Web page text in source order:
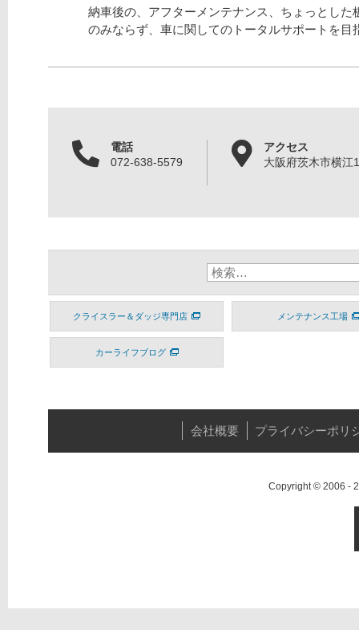
納車後の、アフターメンテナンス、ちょっとした
のみならず、車に関してのトータルサポートを目
電話
072-638-5579
アクセス
大阪府茨木市横江
クライスラー＆ダッジ専門店 メンテナンス工場
カーライフブログ
会社概要 プライバシーポリ
Copyright © 2006 -